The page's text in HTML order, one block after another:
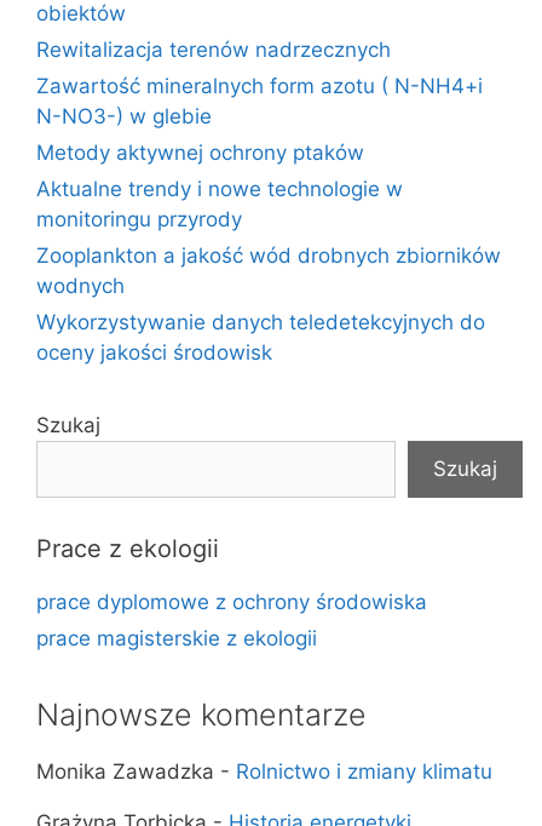
obiektów
Rewitalizacja terenów nadrzecznych
Zawartość mineralnych form azotu ( N-NH4+i
N-NO3-) w glebie
Metody aktywnej ochrony ptaków
Aktualne trendy i nowe technologie w
monitoringu przyrody
Zooplankton a jakość wód drobnych zbiorników
wodnych
Wykorzystywanie danych teledetekcyjnych do
oceny jakości środowisk
Szukaj
Szukaj
Prace z ekologii
prace dyplomowe z ochrony środowiska
prace magisterskie z ekologii
Najnowsze komentarze
Monika Zawadzka - Rolnictwo i zmiany klimatu